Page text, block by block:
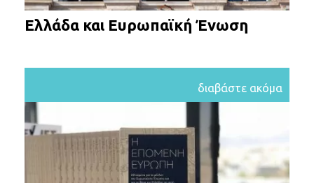
Ελλάδα και Ευρωπαϊκή Ένωση
διαβάστε ακόμα